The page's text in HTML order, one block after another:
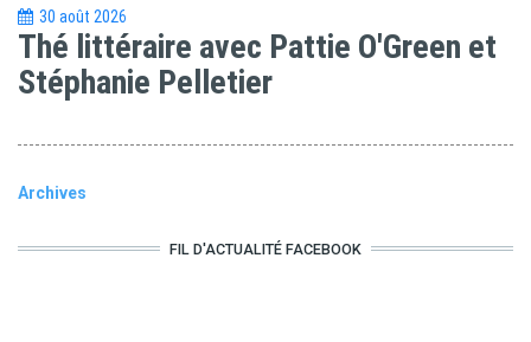
30 août 2026
Thé littéraire avec Pattie O'Green et
Stéphanie Pelletier
Archives
FIL D'ACTUALITÉ FACEBOOK